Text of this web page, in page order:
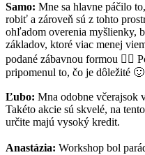
Samo: Mne sa hlavne páčilo
robiť a zároveň sú z tohto
ohľadom overenia myšlienky,
základov, ktoré viac menej
podané zábavnou formou 👍🏼
pripomenul to, čo je dôležité 🙂
Ľubo: Mna odobne
Takéto akcie sú skvelé, na
určite majú vysoký kredit.
Anastázia: Workshop bol